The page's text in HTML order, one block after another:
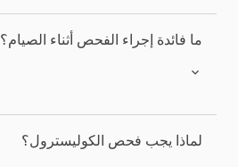
ما فائدة إجراء الفحص أثناء الصيام؟
لماذا يجب فحص الكوليسترول؟